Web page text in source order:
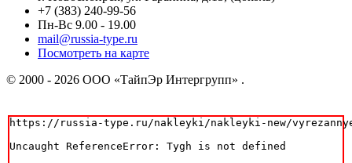
+7 (383) 240-99-56
Пн-Вс 9.00 - 19.00
mail@russia-type.ru
Посмотреть на карте
© 2000 - 2026 ООО «ТайпЭр Интергрупп» .
https://russia-type.ru/nakleyki/nakleyki-new/
Uncaught ReferenceError: Tygh is not defined